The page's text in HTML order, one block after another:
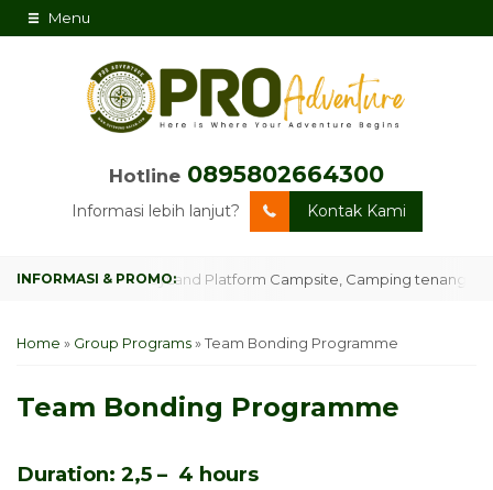
Menu
Hotline 0895802664300
Informasi lebih lanjut? Kontak Kami
PROMO MonkeyLand Platform Campsite, Camping tenang diatas
Home » Group Programs » Team Bonding Programme
Team Bonding Programme
Duration: 2,5 – 4 hours